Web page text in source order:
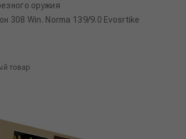
оружия
308 Win. Norma 139/9.0 Evosrtike
товар